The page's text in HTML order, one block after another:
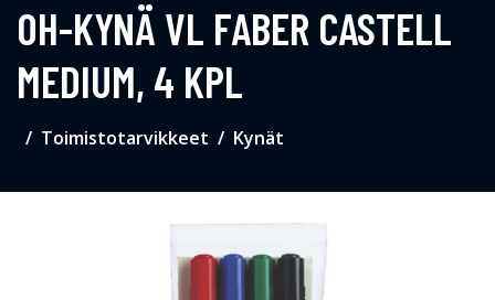
OH-KYNÄ VL FABER CASTELL
MEDIUM, 4 KPL
Toimistotarvikkeet Kynät